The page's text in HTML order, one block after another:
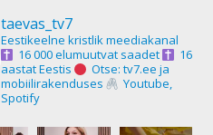
taevas_tv7
Eestikeelne kristlik meediakanal
16 000 elumuutvat saadet
16
aastat Eestis
Otse: tv7.ee ja
mobiilirakenduses
Youtube,
Spotify